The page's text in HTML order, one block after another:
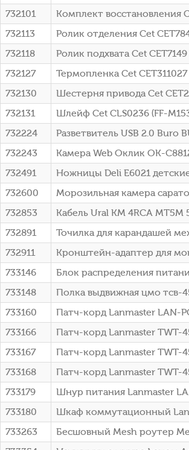
732101
Комплект восстановления
732113
Ролик отделения Cet
732118
Ролик подхвата Cet
732127
Термопленка Cet
732130
Шестерня привода Cet
732131
Шлейф Cet CLS0236 (FF-
732224
Разветвитель USB 2.0 Buro
732243
Камера Web Оклик OK-
732491
Ножницы Deli E6021
732600
Морозильная камера
732853
Кабель Ural КМ 4RCA МТ5М
732891
Точилка для карандашей
732911
Кронштейн-адаптер для
733146
Блок распределения
733148
Полка выдвижная цмо тсв-
733160
Патч-корд Lanmaster LAN-
733166
Патч-корд Lanmaster TWT-
733167
Патч-корд Lanmaster TWT-
733168
Патч-корд Lanmaster TWT-
733179
Шнур питания Lanmaster
733180
Шкаф коммутационный
733263
Бесшовный Mesh роутер